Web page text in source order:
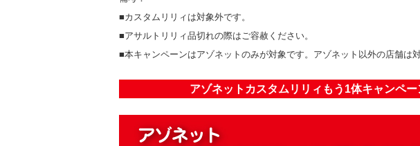
■カスタムリリィは対象外です。
■アサルトリリィ品切れの際はご容赦ください。
■本キャンペーンはアゾネットのみが対象です。アゾネット以外の店舗は対
アゾネットカスタムリリィもう1体キャンペー